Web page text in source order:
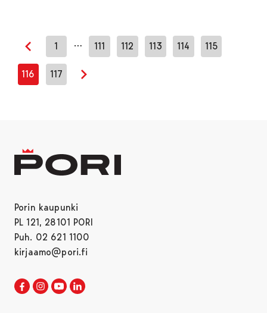
Edellinen sivu
1 … 111 112 113 114 115
116 117
Porin kaupunki
PL 121, 28101 PORI
Puh. 02 621 1100
kirjaamo@pori.fi
Porin kaupunki Facebookissa
Avautuu uudessa välilehdessä
Porin kaupunki Instagramissa
Avautuu uudessa välilehdessä
Porin kaupunki Youtubessa
Avautuu uudessa välilehdessä